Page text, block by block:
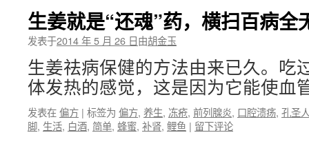
生姜就是“还魂”药，横扫百病
发表于2014 年 5 月 26 日由胡金玉
生姜祛病保健的方法由来已久。吃
体发热的感觉，这是因为它能使
发表在偏方 | 标签为 偏方, 养生, 冻疮, 前列腺炎, 口腔溃疡, 孔圣
脚, 生活, 白酒, 简单, 蜂蜜, 补肾, 鲤鱼 | 留下评论